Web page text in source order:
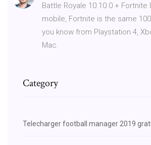
Battle Royale 10.10.0 + Fortnite
mobile, Fortnite is the same
you know from Playstation 4,
Mac.
Category
Telecharger football manager 2019